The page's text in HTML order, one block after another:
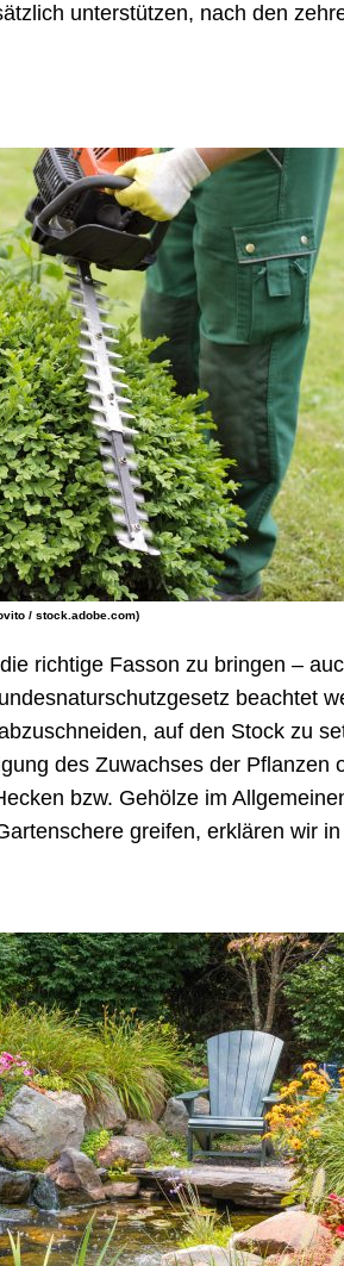
unterstützen, nach den
/ stock.adobe.com)
richtige Fasson zu bringen –
beachtet
auf den Stock zu
des Zuwachses der Pflanzen
bzw. Gehölze im
greifen, erklären wir